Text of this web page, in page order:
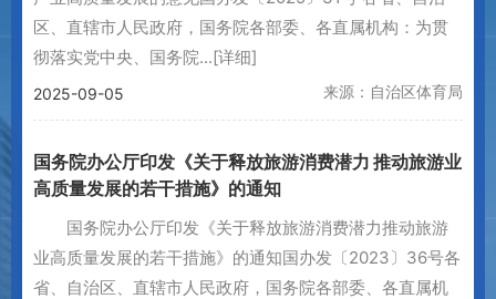
区、直辖市人民政府，国务院各部委、各直属机构：为贯
彻落实党中央、国务院...[详细]
2025-09-05 来源：自治区体育局
国务院办公厅印发《关于释放旅游消费潜力 推动旅游业
高质量发展的若干措施》的通知
国务院办公厅印发《关于释放旅游消费潜力推动旅游
业高质量发展的若干措施》的通知国办发〔2023〕36号各
省、自治区、直辖市人民政府，国务院各部委、各直属机